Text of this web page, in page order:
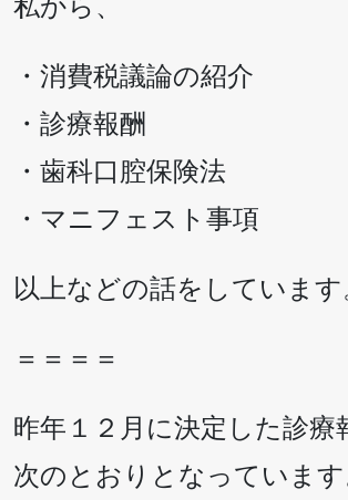
私から、
・消費税議論の紹介
・診療報酬
・歯科口腔保険法
・マニフェスト事項
以上などの話をしています
＝＝＝＝
昨年１２月に決定した診療
次のとおりとなっています